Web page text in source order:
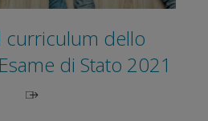
curriculum dello
di Stato 2021